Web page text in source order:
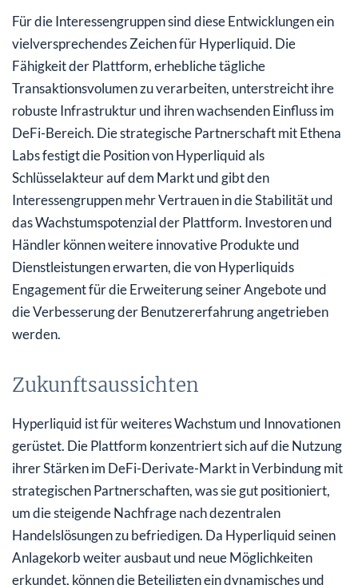
Für die Interessengruppen sind diese Entwicklungen ein
vielversprechendes Zeichen für Hyperliquid. Die
Fähigkeit der Plattform, erhebliche tägliche
Transaktionsvolumen zu verarbeiten, unterstreicht ihre
robuste Infrastruktur und ihren wachsenden Einfluss im
DeFi-Bereich. Die strategische Partnerschaft mit Ethena
Labs festigt die Position von Hyperliquid als
Schlüsselakteur auf dem Markt und gibt den
Interessengruppen mehr Vertrauen in die Stabilität und
das Wachstumspotenzial der Plattform. Investoren und
Händler können weitere innovative Produkte und
Dienstleistungen erwarten, die von Hyperliquids
Engagement für die Erweiterung seiner Angebote und
die Verbesserung der Benutzererfahrung angetrieben
werden.
Zukunftsaussichten
Hyperliquid ist für weiteres Wachstum und Innovationen
gerüstet. Die Plattform konzentriert sich auf die Nutzung
ihrer Stärken im DeFi-Derivate-Markt in Verbindung mit
strategischen Partnerschaften, was sie gut positioniert,
um die steigende Nachfrage nach dezentralen
Handelslösungen zu befriedigen. Da Hyperliquid seinen
Anlagekorb weiter ausbaut und neue Möglichkeiten
erkundet, können die Beteiligten ein dynamisches und